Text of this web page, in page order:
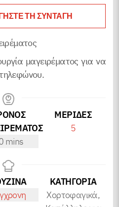
ΤΗ ΣΥΝΤΑΓΗ
minutes
mins
ΜΕΡΊΔΕΣ
5
ΚΑΤΗΓΟΡΊΑ
Χορτοφαγικά,